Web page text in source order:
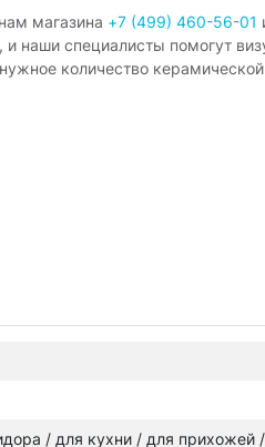
магазина +7 (499) 460-56-01
наши специалисты помогут
количество керамической
/ для кухни / для прихожей